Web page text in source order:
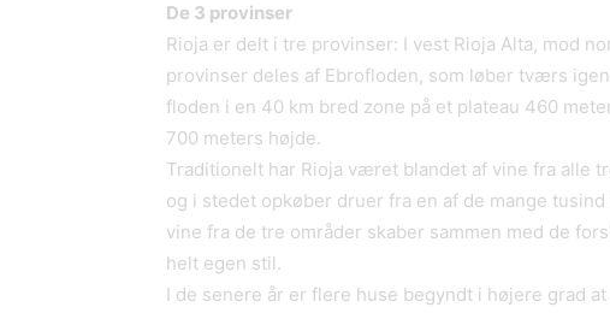
De 3 provinser
Rioja er delt i tre provinser: I vest Rioja Alta, mod
provinser deles af Ebrofloden, som løber tværs
floden i en 40 km bred zone på et plateau 460
700 meters højde.
Traditionelt har Rioja været blandet af vine fra alle
og i stedet opkøber druer fra en af de mange
vine fra de tre områder skaber sammen med de
helt egen stil.
I de senere år er flere huse begyndt i højere grad